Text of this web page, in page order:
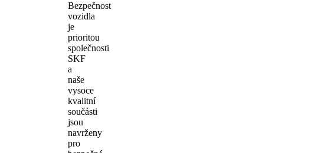
Bezpečnost
vozidla
je
prioritou
společnosti
SKF
a
naše
vysoce
kvalitní
součásti
jsou
navrženy
pro